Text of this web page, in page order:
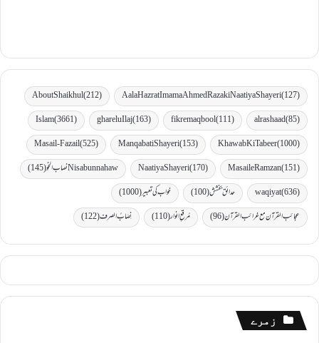
Aala Hazrat Imama Ahmed Raza ki Naatiya Shayeri(127)
AboutShaikhul(212)
al rashaad(85)
fikremaqbool(111)
gharelu Ilaj(163)
Islam(3661)
Khawab Ki Tabeer(1000)
Manqabati Shayeri(153)
Masail-Fazail(525)
MasaileRamzan(151)
Naatiya Shayeri(170) Nisabunnahaw نصاب النحو
(145)
waqiyat(636) حدائق بخشش(100) خواب کی تعبیر(1000)
عجائب القرآن مع غرائب القرآن(96) مُرقعِ انوار(110) نِصَابُ الصرف(122)
زمرے